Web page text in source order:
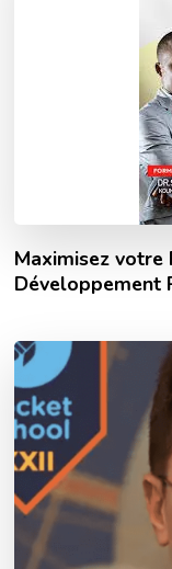
Maximisez votre
Développement